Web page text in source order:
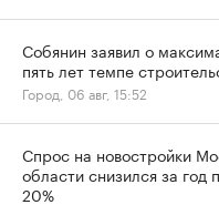
Собянин заявил о
пять лет темпе
Город, 06 авг, 15:52
Спрос на новостройки
области снизился за год
20%